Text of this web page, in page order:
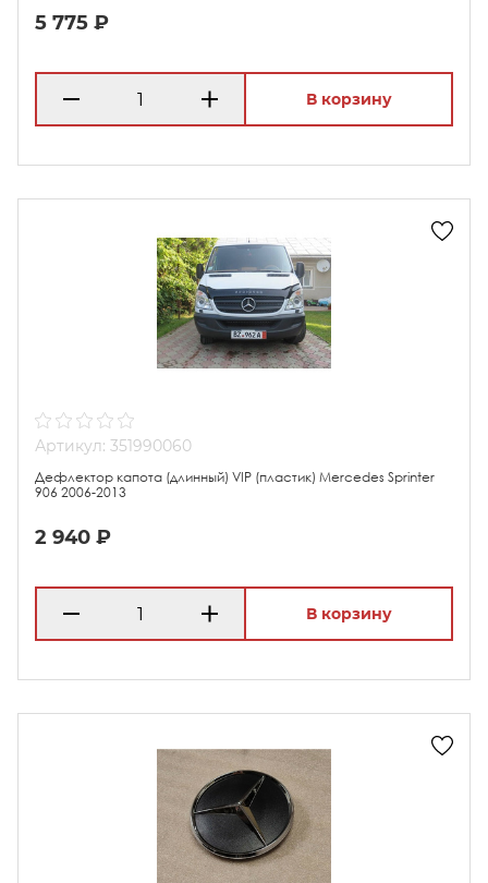
5 775 ₽
В корзину
Артикул: 351990060
Дефлектор капота (длинный) VIP (пластик) Mercedes Sprinter
906 2006-2013
2 940 ₽
В корзину